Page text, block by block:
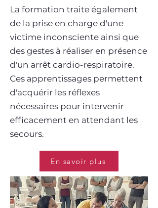
La formation traite également
de la prise en charge d'une
victime inconsciente ainsi que
des gestes à réaliser en présence
d'un arrêt cardio-respiratoire.
Ces apprentissages permettent
d'acquérir les réflexes
nécessaires pour intervenir
efficacement en attendant les
secours.
En savoir plus